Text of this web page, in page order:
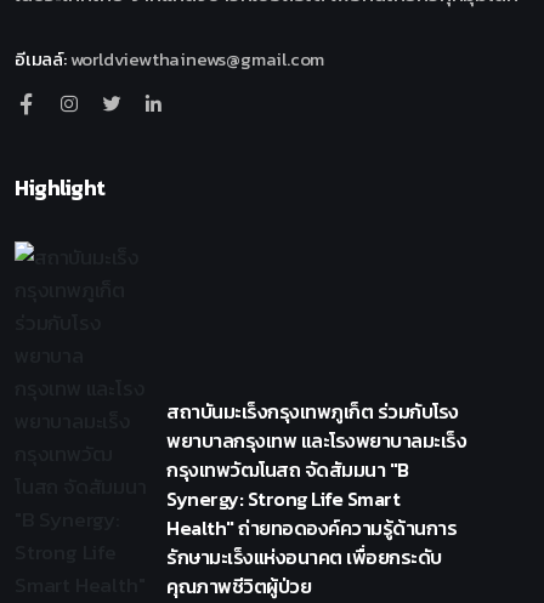
อีเมลล์:worldviewthainews@gmail.com
Highlight
สถาบันมะเร็งกรุงเทพภูเก็ต ร่วมกับโรง
พยาบาลกรุงเทพ และโรงพยาบาลมะเร็ง
กรุงเทพวัฒโนสถ จัดสัมมนา "B
Synergy: Strong Life Smart
Health" ถ่ายทอดองค์ความรู้ด้านการ
รักษามะเร็งแห่งอนาคต เพื่อยกระดับ
คุณภาพชีวิตผู้ป่วย